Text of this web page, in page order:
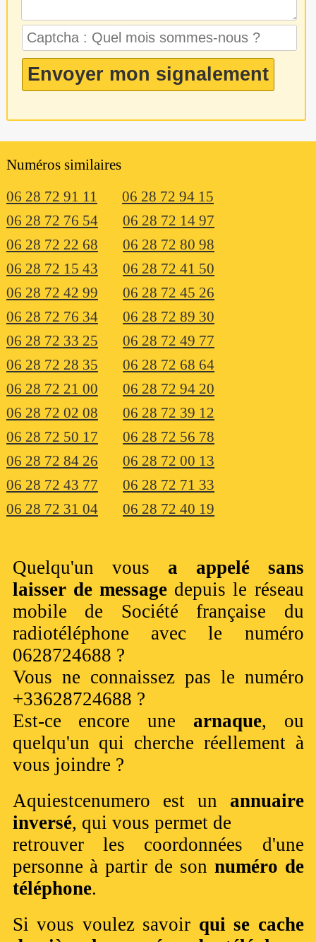
Numéros similaires
06 28 72 91 11
06 28 72 94 15
06 28 72 76 54
06 28 72 14 97
06 28 72 22 68
06 28 72 80 98
06 28 72 15 43
06 28 72 41 50
06 28 72 42 99
06 28 72 45 26
06 28 72 76 34
06 28 72 89 30
06 28 72 33 25
06 28 72 49 77
06 28 72 28 35
06 28 72 68 64
06 28 72 21 00
06 28 72 94 20
06 28 72 02 08
06 28 72 39 12
06 28 72 50 17
06 28 72 56 78
06 28 72 84 26
06 28 72 00 13
06 28 72 43 77
06 28 72 71 33
06 28 72 31 04
06 28 72 40 19
Quelqu'un vous a appelé sans
laisser de messagedepuis le réseau
mobile de Société française du
radiotéléphone avec le numéro
0628724688 ?
Vous ne connaissez pas le numéro
+33628724688 ?
Est-ce encore une arnaque, ou
quelqu'un qui cherche réellement à
vous joindre ?
Aquiestcenumero est un annuaire
inversé, qui vous permet de
retrouver les coordonnées d'une
personne à partir de son numéro de
téléphone.
Si vous voulez savoir qui se cache